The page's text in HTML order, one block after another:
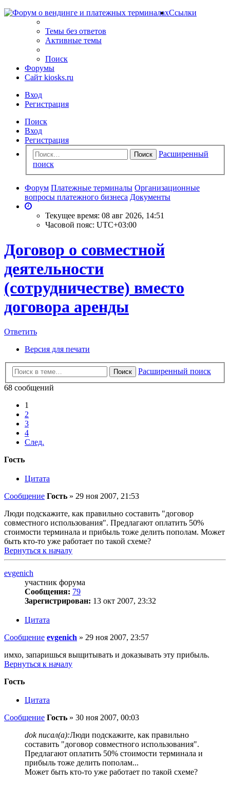
Ссылки
Темы без ответов
Активные темы
Поиск
Форумы
Сайт kiosks.ru
Вход
Регистрация
Поиск
Вход
Регистрация
Поиск
Расширенный
поиск
Форум Платежные терминалы Организационные
вопросы платежного бизнеса Документы
Текущее время: 08 авг 2026, 14:51
Часовой пояс: UTC+03:00
Договор о совместной
деятельности
(сотрудничестве) вместо
договора аренды
Ответить
Версия для печати
Поиск
Расширенный поиск
68 сообщений
1
2
3
4
След.
Гость
Цитата
Сообщение Гость » 29 ноя 2007, 21:53
Люди подскажите, как правильно составить "договор
совместного использования". Предлагают оплатить 50%
стоимости терминала и прибыль тоже делить пополам. Может
быть кто-то уже работает по такой схеме?
Вернуться к началу
evgenich
участник форума
Сообщения: 79
Зарегистрирован: 13 окт 2007, 23:32
Цитата
Сообщение evgenich » 29 ноя 2007, 23:57
имхо, запаришься выщитывать и доказывать эту прибыль.
Вернуться к началу
Гость
Цитата
Сообщение Гость » 30 ноя 2007, 00:03
dok писал(а):Люди подскажите, как правильно
составить "договор совместного использования".
Предлагают оплатить 50% стоимости терминала и
прибыль тоже делить пополам...
Может быть кто-то уже работает по такой схеме?